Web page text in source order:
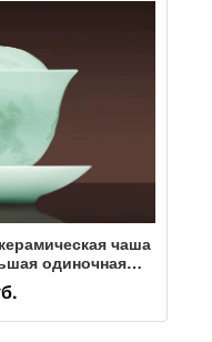
чаша
одиночная
посуда для кунг-
чайная чашка